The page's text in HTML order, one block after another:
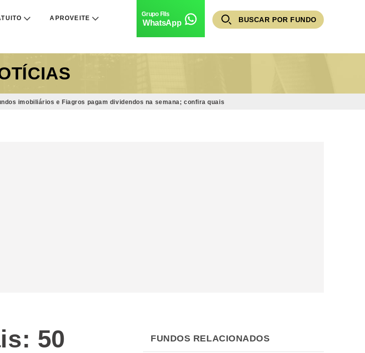
APROVEITE
WhatsApp BUSCAR POR FUNDO
imobiliários e Fiagros pagam dividendos na semana; confira quais
50
FUNDOS RELACIONADOS